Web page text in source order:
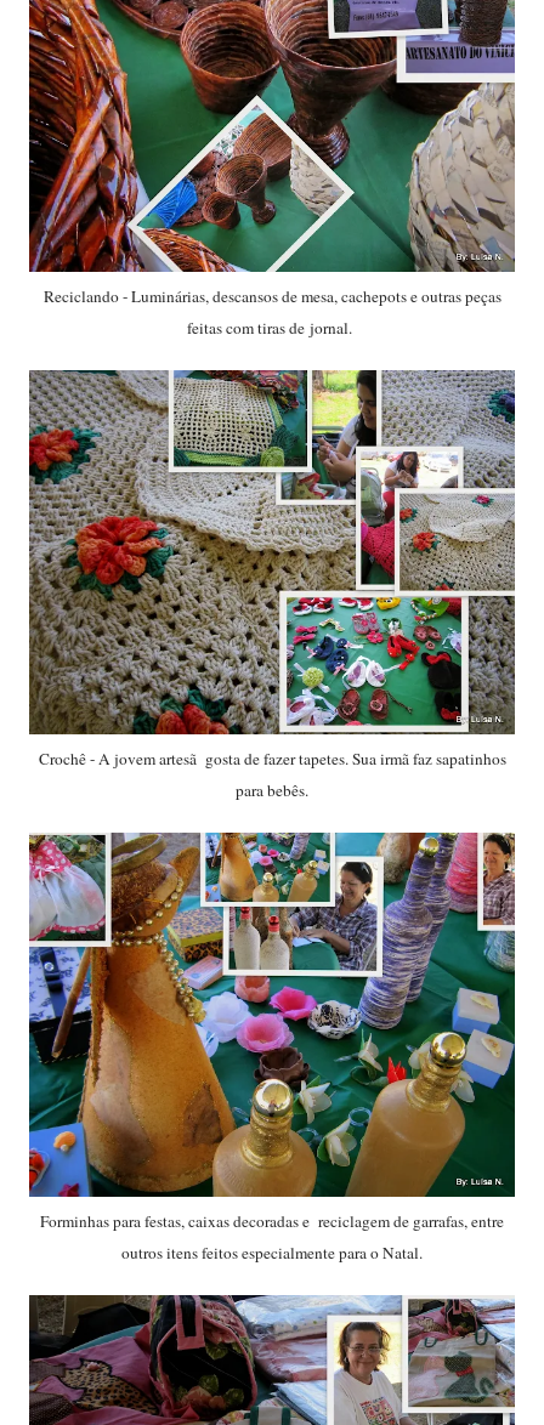
Reciclando - Luminárias, descansos de mesa, cachepots e outras peças
feitas com tiras de jornal.
Crochê - A jovem artesã gosta de fazer tapetes. Sua irmã faz sapatinhos
para bebês.
Forminhas para festas, caixas decoradas e reciclagem de garrafas, entre
outros itens feitos especialmente para o Natal.